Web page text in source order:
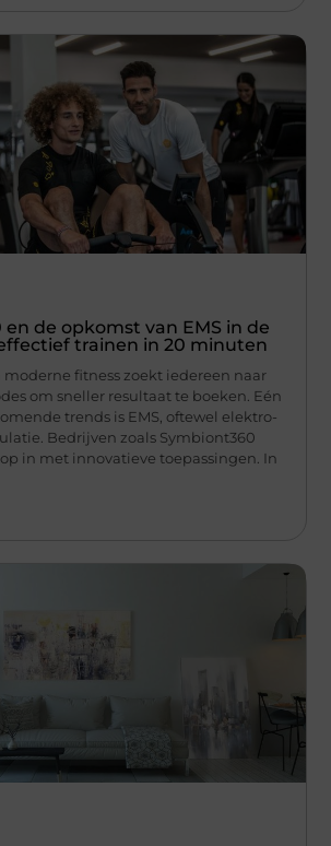
de opkomst van EMS in de
trainen in 20 minuten
moderne fitness zoekt iedereen naar
om sneller resultaat te boeken. Eén
trends is EMS, oftewel elektro-
Bedrijven zoals Symbiont360
in met innovatieve toepassingen. In